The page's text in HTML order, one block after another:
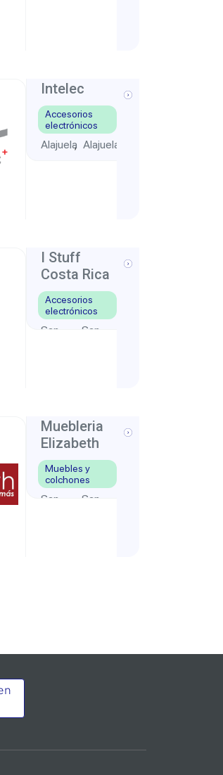
Intelec
Accesorios
electrónicos
Alajuela, Alajuela
I Stuff
Costa Rica
Accesorios
electrónicos
San
San
Muebleria
Elizabeth
Muebles y
colchones
San
San